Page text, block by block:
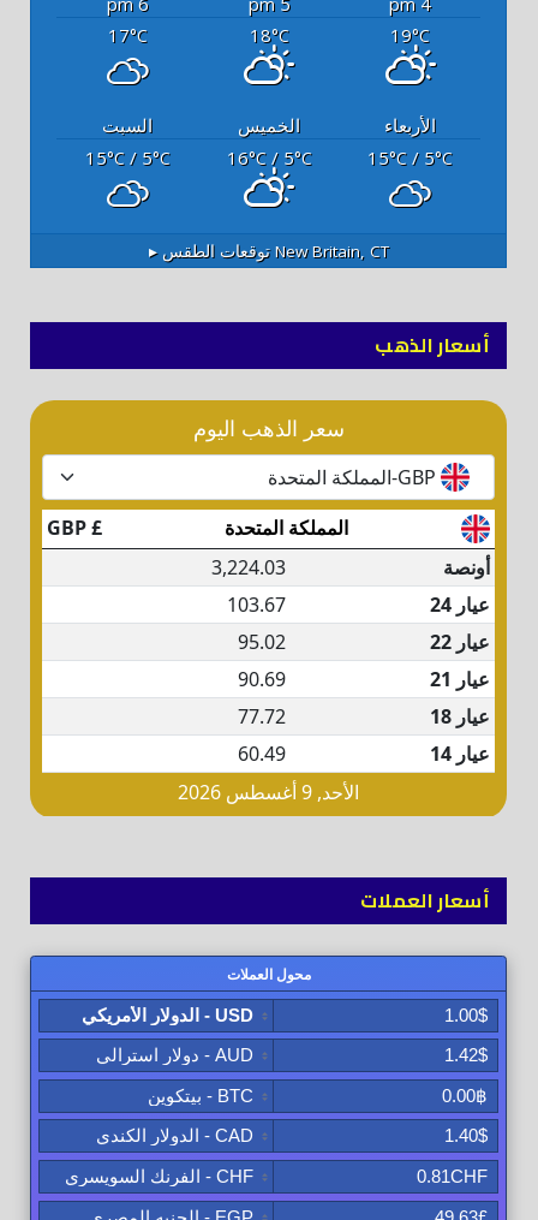
19°C
18°C
17°C
الأربعاء الخميس
السبت
15°C / 5°C
16°C/ 5°C
15°C/ 5°C
New Britain, CTتوقعات الطقس ▸
أسعار الذهب
أسعار العملات